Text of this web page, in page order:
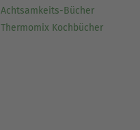
Achtsamkeits-Bücher
Thermomix Kochbücher